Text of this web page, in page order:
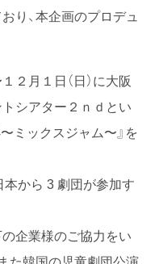
り、本企画のプロデュ
２月１日（日）に大阪
シアター２ｎｄとい
ミックスジャム〜』を
本から 3 劇団が参加す
企業様のご協力をい